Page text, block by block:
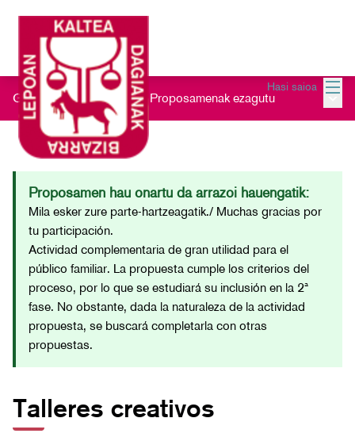
Hasi saioa
Gau Beltz Gaztea 2026 / Proposamenak ezagutu
Proposamen hau onartu da arrazoi hauengatik:
Mila esker zure parte-hartzeagatik./ Muchas gracias por
tu participación.
Actividad complementaria de gran utilidad para el
público familiar. La propuesta cumple los criterios del
proceso, por lo que se estudiará su inclusión en la 2ª
fase. No obstante, dada la naturaleza de la actividad
propuesta, se buscará completarla con otras
propuestas.
Talleres creativos